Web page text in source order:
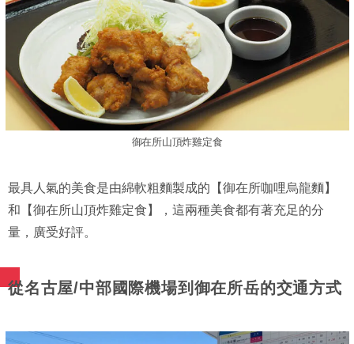
御在所山頂炸雞定食
最具人氣的美食是由綿軟粗麵製成的【御在所咖哩烏龍麵】
和【御在所山頂炸雞定食】，這兩種美食都有著充足的分
量，廣受好評。
從名古屋/中部國際機場到御在所岳的交通方式